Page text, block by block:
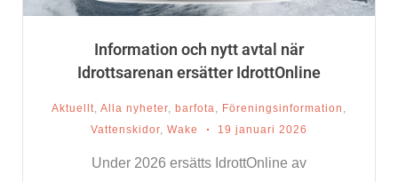
Information och nytt avtal när
Idrottsarenan ersätter IdrottOnline
Aktuellt Alla nyheter barfota Föreningsinformation
Vattenskidor Wake 19 januari 2026
Under 2026 ersätts IdrottOnline av